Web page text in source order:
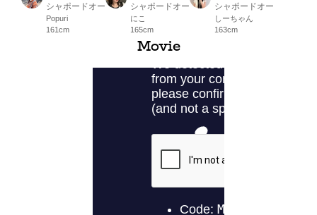
シャポードオー
Popuri
161cm
シャポードオー
にこ
165cm
シャポードオー
しーちゃん
163cm
Movie